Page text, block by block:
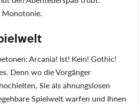
Monotonie.
Arcania! Ist! Kein! Gothic!
Denn wo die Vorgänger
Sie als ahnungslosen
Spielwelt warfen und Ihnen